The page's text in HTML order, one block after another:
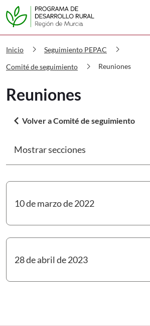
PDR Reuniones
Inicio chevron_right Seguimiento PEPAC chevron_right
Comité de seguimiento chevron_right Reuniones
Reuniones
arrow_back_ios Volver a Comité de seguimiento
Mostrar secciones
10 de marzo de 2022
Ir a 10 de marzo de 2022
28 de abril de 2023
Ir a 28 de abril de 2023